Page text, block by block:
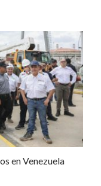
en Venezuela